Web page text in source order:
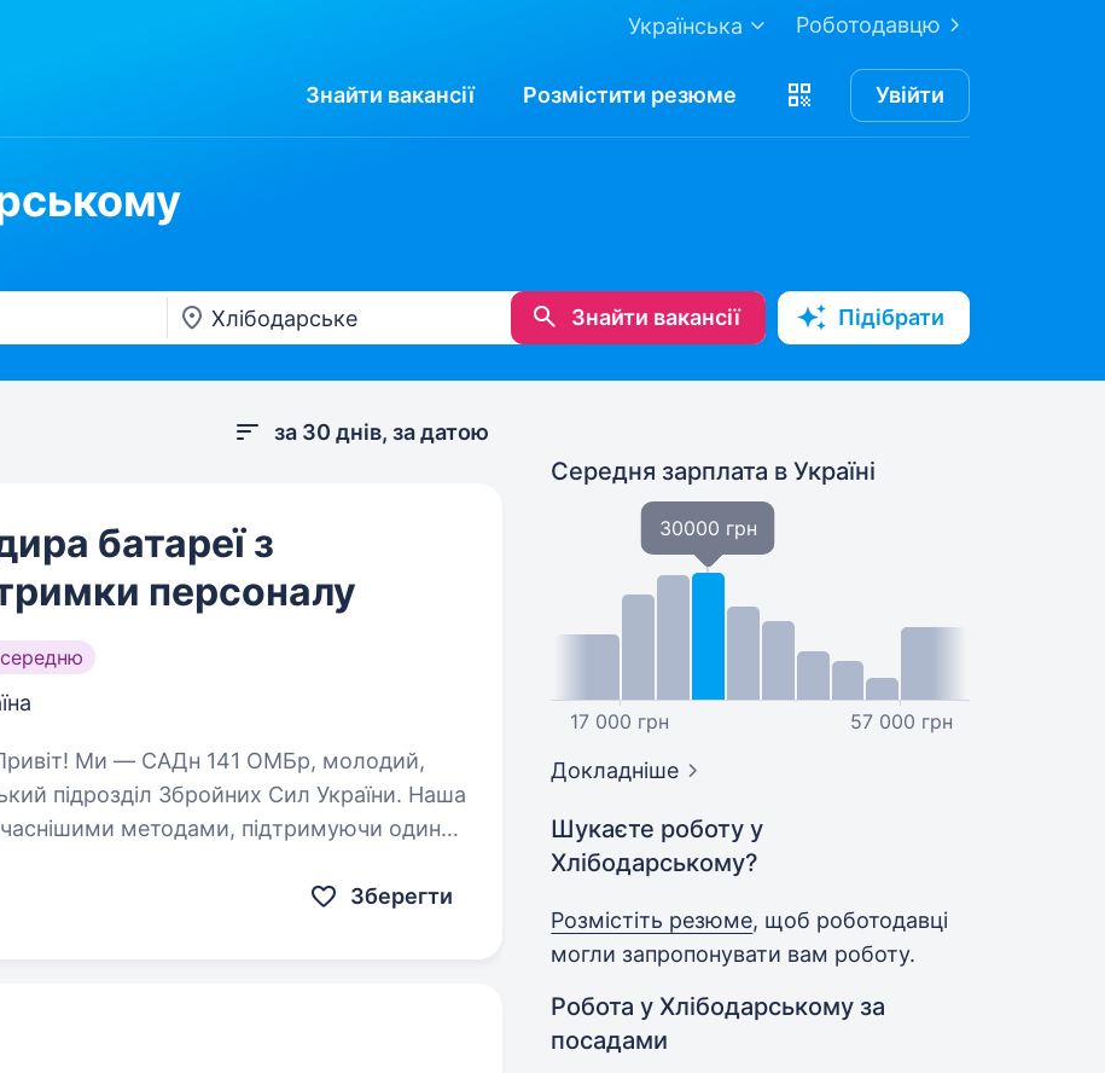
Роботодавцю
Українська
Знайти вакансії Розмістити резюме Увійти
Знайти вакансії Підібрати
за 30 днів, за датою
батареї з
персоналу
підрозділ Збройних Сил України. Наша
методами, підтримуючи один
Зберегти
Середня зарплата в Україні
17 000 грн
30000 грн
57 000 грн
Докладніше
Шукаєте роботу у
Хлібодарському?
Розмістіть резюме, щоб роботодавці
могли запропонувати вам роботу.
Робота у Хлібодарському за
посадами